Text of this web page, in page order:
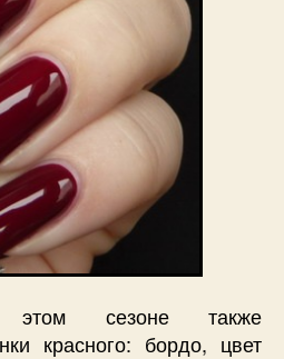
этом сезоне также
красного: бордо, цвет